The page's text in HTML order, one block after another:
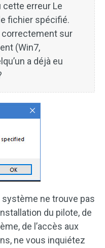
cette erreur Le
fichier spécifié.
correctement sur
(Win7,
a déjà eu
système ne trouve pas
du pilote, de
de l’accès aux
ne vous inquiétez